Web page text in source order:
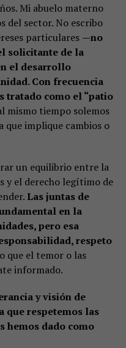
Mi abuelo materno
del sector. No escribo
particulares —no
solicitante de la
el desarrollo
Con frecuencia
tratado como el “patio
mismo tiempo solemos
que implique cambios o
un equilibrio entre la
y el derecho legítimo de
Las juntas de
en la
pero esa
respeto
que el temor o las
informado.
y visión de
que respetemos las
hemos dado como